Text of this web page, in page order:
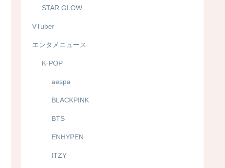
STAR GLOW
VTuber
エンタメニュース
K-POP
aespa
BLACKPINK
BTS
ENHYPEN
ITZY